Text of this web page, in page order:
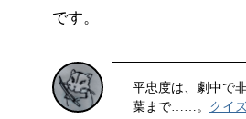
です。
平忠度は、劇中で
葉まで……。 クイ